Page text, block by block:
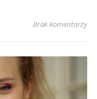
Brak komentarzy